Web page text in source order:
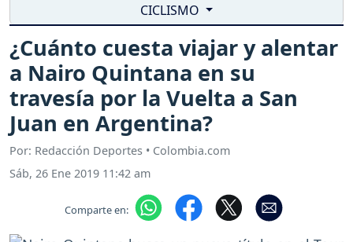
CICLISMO
¿Cuánto cuesta viajar y alentar
a Nairo Quintana en su
travesía por la Vuelta a San
Juan en Argentina?
Por: Redacción Deportes • Colombia.com
Sáb, 26 Ene 2019 11:42 am
Comparte en: